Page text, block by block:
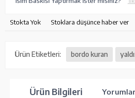
Stokta Yok Stoklara düşünce haber ver
Ürün Etiketleri: bordo kuran
Ürün Bilgileri